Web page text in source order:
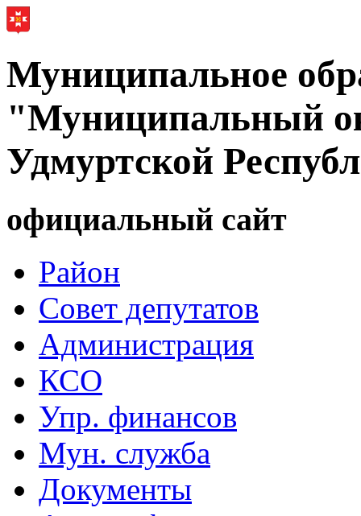
Муниципальное
"Муниципальный
Удмуртской
официальный сайт
Район
Совет депутатов
Администрация
КСО
Упр. финансов
Мун. служба
Документы